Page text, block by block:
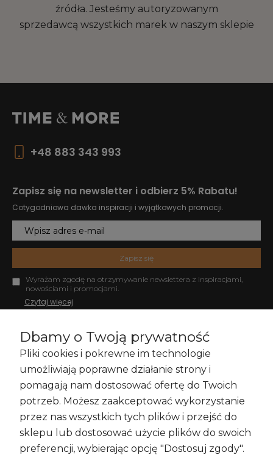
źródła. Jesteśmy autoryzowanym
sprzedawcą wszystkich marek w naszym sklepie
+48 883 343 993
Zapisz się na newsletter i odbierz 5% Rabatu!
Cotygodniowa dawka inspiracji i wyjątkowych promocji.
Zapisz się
Wyrażam zgodę na otrzymywanie newslettera z inspiracjami,
nowościami i promocjami.
Czytaj więcej
Zakupy i Zwroty
Informacje
Dbamy o Twoją prywatność
Pliki cookies i pokrewne im technologie
umożliwiają poprawne działanie strony i
pomagają nam dostosować ofertę do Twoich
potrzeb. Możesz zaakceptować wykorzystanie
przez nas wszystkich tych plików i przejść do
sklepu lub dostosować użycie plików do swoich
preferencji, wybierając opcję "Dostosuj zgody".